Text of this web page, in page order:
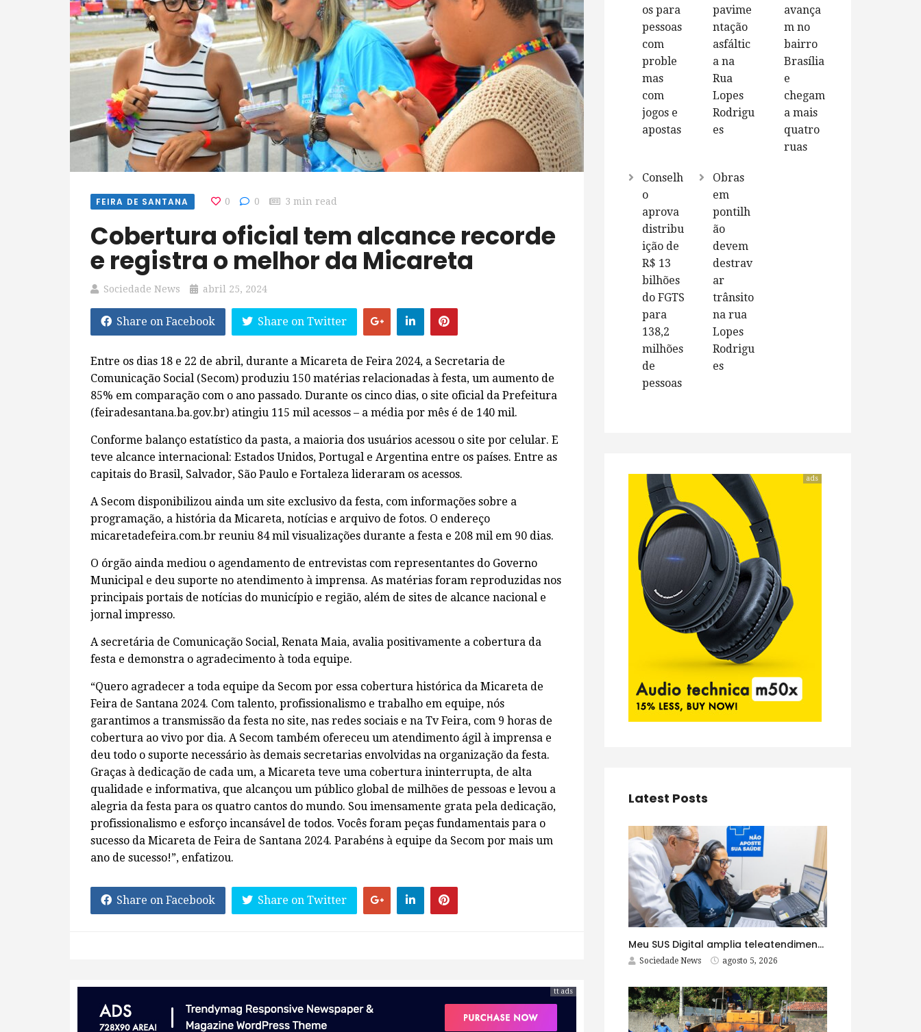
FEIRA DE SANTANA 0 0 3 min read
Cobertura oficial tem alcance recorde
e registra o melhor da Micareta
Sociedade News abril 25, 2024
Share on Facebook Share on Twitter
Entre os dias 18 e 22 de abril, durante a Micareta de Feira 2024, a Secretaria de
Comunicação Social (Secom) produziu 150 matérias relacionadas à festa, um aumento de
85% em comparação com o ano passado. Durante os cinco dias, o site oficial da Prefeitura
(feiradesantana.ba.gov.br) atingiu 115 mil acessos – a média por mês é de 140 mil.
Conforme balanço estatístico da pasta, a maioria dos usuários acessou o site por celular. E
teve alcance internacional: Estados Unidos, Portugal e Argentina entre os países. Entre as
capitais do Brasil, Salvador, São Paulo e Fortaleza lideraram os acessos.
A Secom disponibilizou ainda um site exclusivo da festa, com informações sobre a
programação, a história da Micareta, notícias e arquivo de fotos. O endereço
micaretadefeira.com.br reuniu 84 mil visualizações durante a festa e 208 mil em 90 dias.
O órgão ainda mediou o agendamento de entrevistas com representantes do Governo
Municipal e deu suporte no atendimento à imprensa. As matérias foram reproduzidas nos
principais portais de notícias do município e região, além de sites de alcance nacional e
jornal impresso.
A secretária de Comunicação Social, Renata Maia, avalia positivamente a cobertura da
festa e demonstra o agradecimento à toda equipe.
“Quero agradecer a toda equipe da Secom por essa cobertura histórica da Micareta de
Feira de Santana 2024. Com talento, profissionalismo e trabalho em equipe, nós
garantimos a transmissão da festa no site, nas redes sociais e na Tv Feira, com 9 horas de
cobertura ao vivo por dia. A Secom também ofereceu um atendimento ágil à imprensa e
deu todo o suporte necessário às demais secretarias envolvidas na organização da festa.
Graças à dedicação de cada um, a Micareta teve uma cobertura ininterrupta, de alta
qualidade e informativa, que alcançou um público global de milhões de pessoas e levou a
alegria da festa para os quatro cantos do mundo. Sou imensamente grata pela dedicação,
profissionalismo e esforço incansável de todos. Vocês foram peças fundamentais para o
sucesso da Micareta de Feira de Santana 2024. Parabéns à equipe da Secom por mais um
ano de sucesso!”, enfatizou.
Share on Facebook Share on Twitter
tt ads
os para
pessoas
com
proble
mas
com
jogos e
apostas
pavime
ntação
asfáltic
a na
Rua
Lopes
Rodrigu
es
avança
m no
bairro
Brasília
e
chegam
a mais
quatro
ruas
Conselh
o
aprova
distribu
ição de
R$ 13
bilhões
do FGTS
para
138,2
milhões
de
pessoas
Obras
em
pontilh
ão
devem
destrav
ar
trânsito
na rua
Lopes
Rodrigu
es
ads
Latest Posts
Meu SUS Digital amplia teleatendimentos para pessoas com problemas com jogos e apostas
Sociedade News agosto 5, 2026